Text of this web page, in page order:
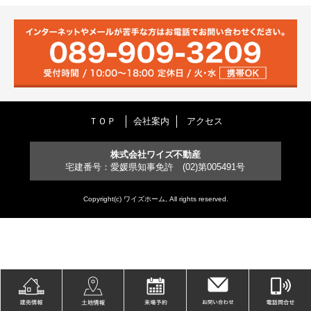
ＴＯＰ 会社案内 アクセス
株式会社ワイズ不動産
宅建番号：愛媛県知事免許 (02)第005491号
Copyright(c) ワイズホーム, All rights reserved.